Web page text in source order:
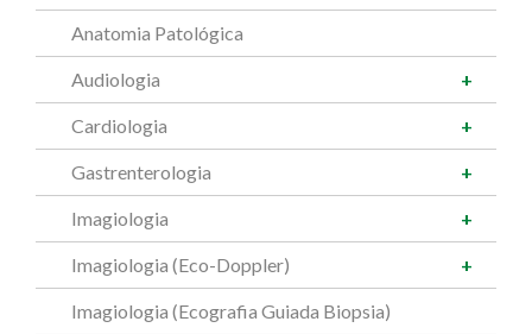
Anatomia Patológica
Audiologia
Cardiologia
Gastrenterologia
Imagiologia
Imagiologia (Eco-Doppler)
Imagiologia (Ecografia Guiada Biopsia)